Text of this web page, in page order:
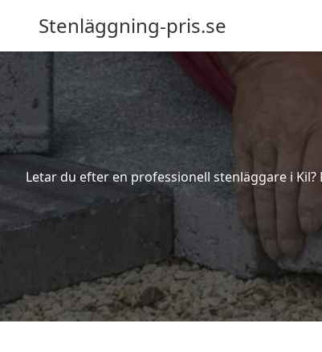
Stenläggning-pris.se
Letar du efter en professionell stenläggare i